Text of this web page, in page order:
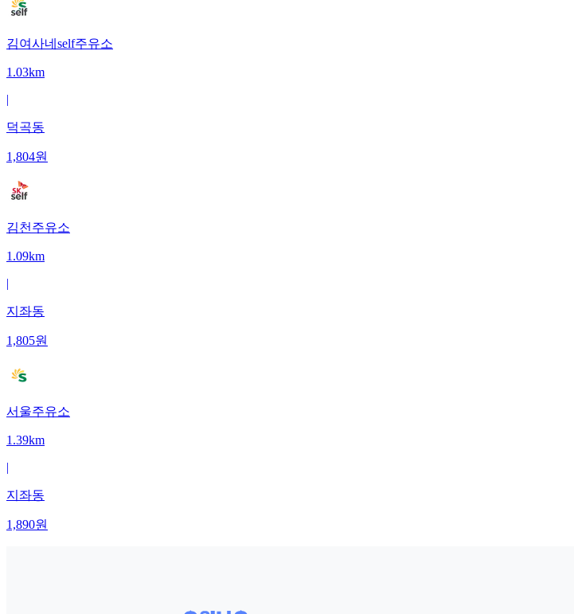
김여사네self주유소
1.03km
|
덕곡동
1,804원
김천주유소
1.09km
|
지좌동
1,805원
서울주유소
1.39km
|
지좌동
1,890원